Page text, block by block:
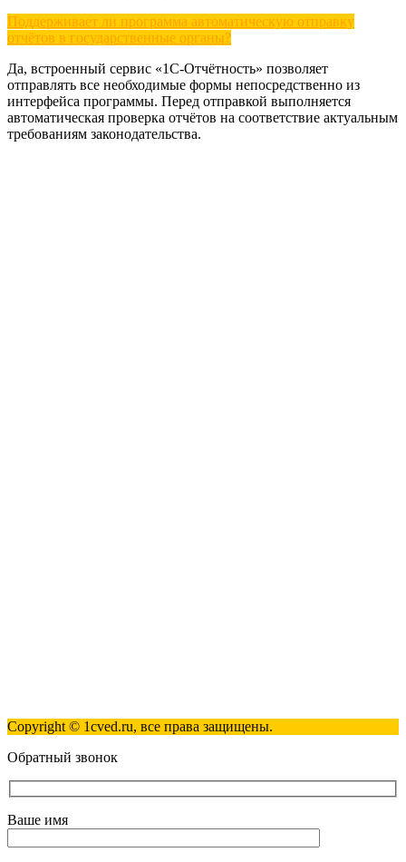
Поддерживает ли программа автоматическую отправку
отчётов в государственные органы?
Да, встроенный сервис «1С-Отчётность» позволяет
отправлять все необходимые формы непосредственно из
интерфейса программы. Перед отправкой выполняется
автоматическая проверка отчётов на соответствие актуальным
требованиям законодательства.
Copyright © 1cved.ru, все права защищены.
Обратный звонок
Ваше имя